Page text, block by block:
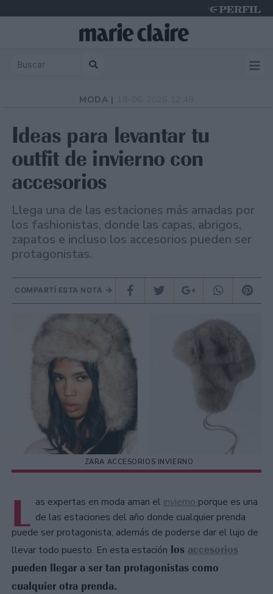
MODA |
Ideas para levantar tu
outfit de invierno con
accesorios
Llega una de las estaciones más amadas por
los fashionistas, donde las capas, abrigos,
zapatos e incluso los accesorios pueden ser
protagonistas.
COMPARTÍ ESTA NOTA
ZARA ACCESORIOS INVIERNO
L as expertas en moda aman el invierno porque es una
de las estaciones del año donde cualquier prenda
puede ser protagonista, además de poderse dar el lujo de
llevar todo puesto. En esta estación los accesorios
pueden llegar a ser tan protagonistas como
cualquier otra prenda.